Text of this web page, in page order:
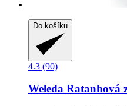
Do košíku
4.3 (90)
Weleda Ratanhová